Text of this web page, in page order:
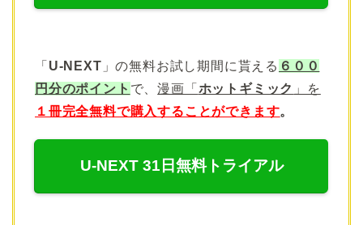
「 U-NEXT 」の無料お試し期間に貰える ６００
円分のポイント で、漫画「 ホットギミック 」を
１冊完全無料で購入することができます。
U-NEXT 31日無料トライアル